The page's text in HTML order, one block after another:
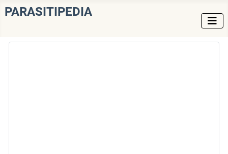
PARASITIPEDIA